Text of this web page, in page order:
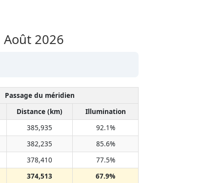
Août 2026
Passage du méridien
Distance (km)
Illumination
385,935
92.1%
382,235
85.6%
378,410
77.5%
374,513
67.9%